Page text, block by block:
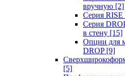
вручную [2]
Серия
Серия
в стену [15]
Опции для
DROP [9]
[5]